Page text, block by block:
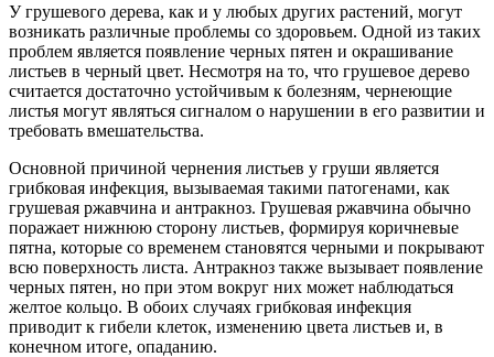
У грушевого дерева, как и у любых других растений, могут
возникать различные проблемы со здоровьем. Одной из таких
проблем является появление черных пятен и окрашивание
листьев в черный цвет. Несмотря на то, что грушевое дерево
считается достаточно устойчивым к болезням, чернеющие
листья могут являться сигналом о нарушении в его развитии и
требовать вмешательства.
Основной причиной чернения листьев у груши является
грибковая инфекция, вызываемая такими патогенами, как
грушевая ржавчина и антракноз. Грушевая ржавчина обычно
поражает нижнюю сторону листьев, формируя коричневые
пятна, которые со временем становятся черными и покрывают
всю поверхность листа. Антракноз также вызывает появление
черных пятен, но при этом вокруг них может наблюдаться
желтое кольцо. В обоих случаях грибковая инфекция
приводит к гибели клеток, изменению цвета листьев и, в
конечном итоге, опаданию.